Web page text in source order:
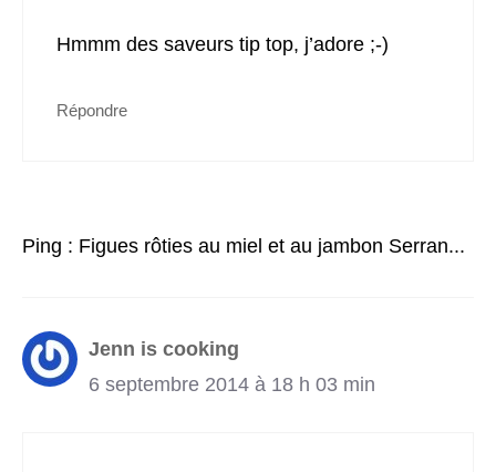
Hmmm des saveurs tip top, j’adore ;-)
Répondre
Ping : Figues rôties au miel et au jambon Serran...
Jenn is cooking
6 septembre 2014 à 18 h 03 min